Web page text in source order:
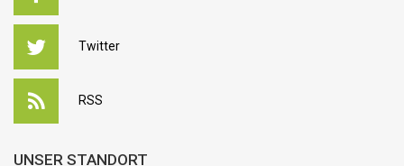
Twitter
RSS
UNSER STANDORT